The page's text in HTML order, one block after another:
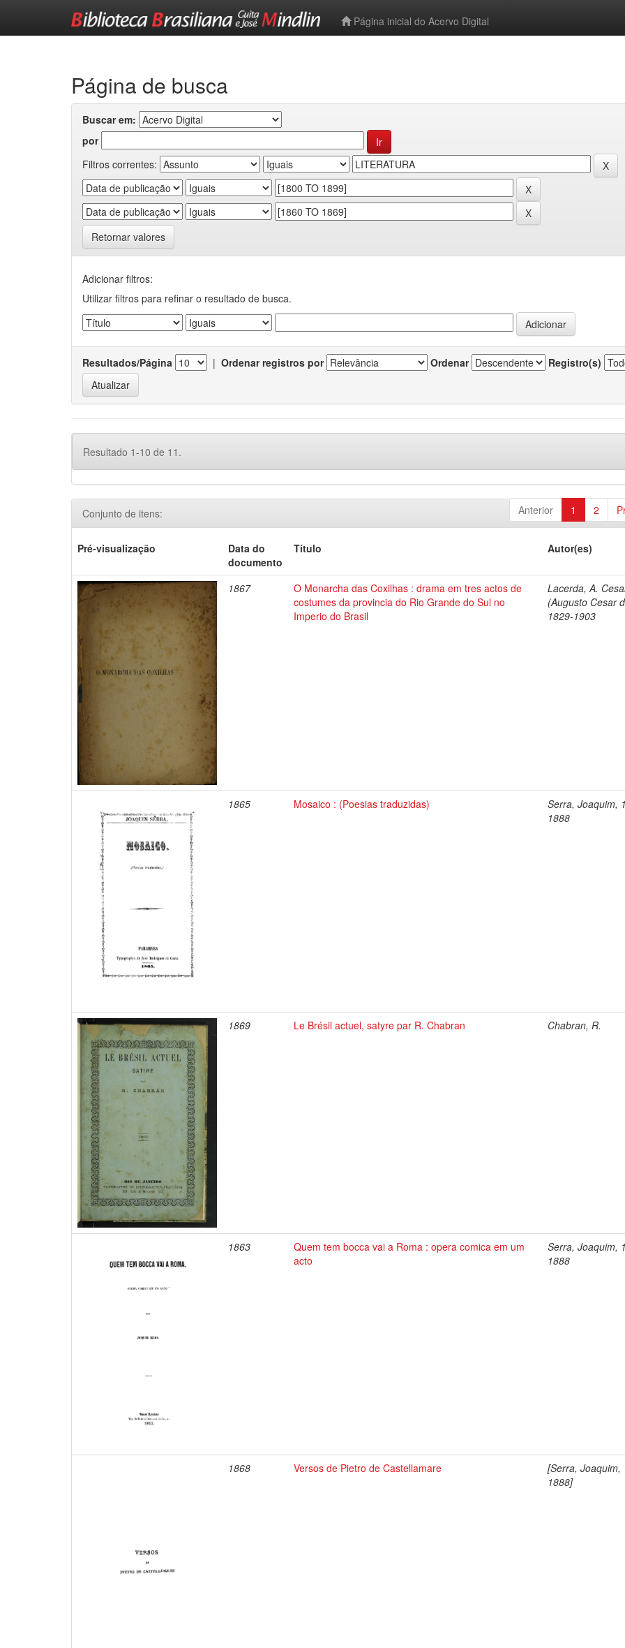
Página inicial do Acervo Digital
Página de busca
Buscar em:
por
Filtros correntes:
Retornar valores
Adicionar filtros:
Utilizar filtros para refinar o resultado de busca.
Resultados/Página | Ordenar registros por Ordenar Registro(s)
Resultado 1-10 de 11.
Anterior 1 2
Conjunto de itens:
Pré-visualização
Data do
documento
Título Autor(es)
1867
O Monarcha das Coxilhas : drama em tres actos de
costumes da provincia do Rio Grande do Sul no
Imperio do Brasil
Lacerda, A.
(Augusto Cesar
1829-1903
1865 Mosaico : (Poesias traduzidas)
Serra, Joaquim,
1888
1869 Le Brésil actuel, satyre par R. Chabran Chabran, R.
1863
Quem tem bocca vai a Roma : opera comica em um
acto
Serra, Joaquim,
1888
1868 Versos de Pietro de Castellamare
[Serra, Joaquim,
1888]